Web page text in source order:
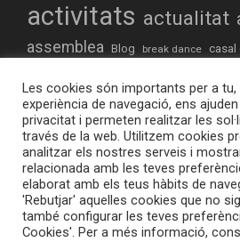
activitats actualitat
assemblea Blog break dance casal
dinamització drets humans
elteb.org estiu experimentació
hiphop iniciació informàtica
Maker manifestacio Maquetes
raval robòtica sant jordi
Les cookies són importants per a tu,
experiència de navegació, ens
privacitat i permeten realitzar les
través de la web. Utilitzem cookies
analitzar els nostres serveis i
relacionada amb les teves
elaborat amb els teus hàbits de
'Rebutjar' aquelles cookies que no
també configurar les teves
Cookies'. Per a més informació,